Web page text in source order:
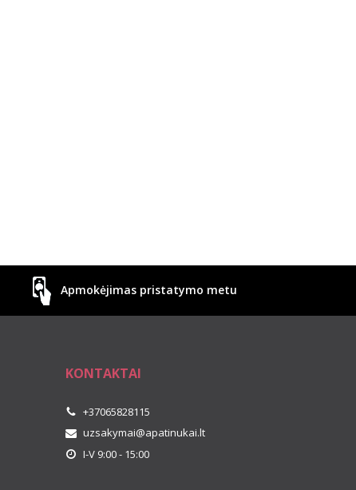
Apmokėjimas pristatymo metu
KONTAKTAI
+37065828115
uzsakymai@apatinukai.lt
I-V 9:00 - 15:00